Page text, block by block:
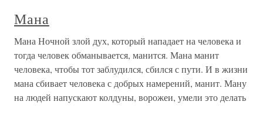
Мана
Мана Ночной злой дух, который нападает на человека и
тогда человек обманывается, манится. Мана манит
человека, чтобы тот заблудился, сбился с пути. И в жизни
мана сбивает человека с добрых намерений, манит. Ману
на людей напускают колдуны, ворожеи, умели это делать